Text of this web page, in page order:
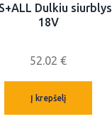
Dulkiu siurblys
18V
52.02 €
Į krepšelį